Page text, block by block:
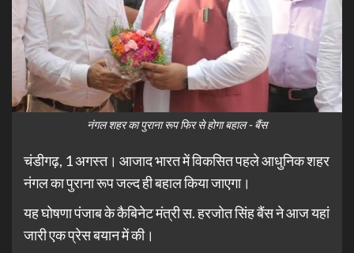
नंगल शहर का पुराना रूप फिर से होगा बहाल - बैंस
चंडीगढ़, 1 अगस्त। आजाद भारत में विकसित पहले आधुनिक शहर
नंगल का पुराना रूप जल्द ही बहाल किया जाएगा।
यह घोषणा पंजाब के कैबिनेट मंत्री स. हरजोत सिंह बैंस ने आज यहां
जारी एक प्रेस बयान में की।